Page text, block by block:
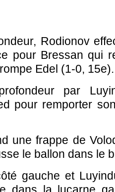
Rodionov
pour Bressan qui
Edel (1-0, 15e).
par
pour remporter
une frappe de
le ballon dans le
gauche et